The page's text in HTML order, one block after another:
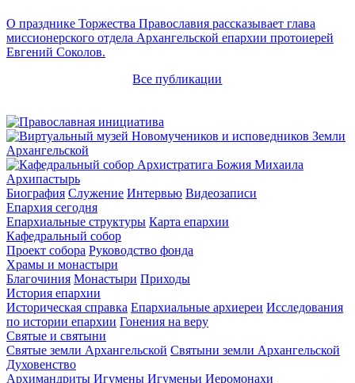
О празднике Торжества Православия рассказывает глава
миссионерского отдела Архангельской епархии протоиерей
Евгений Соколов.
Все публикации
Архипастырь
Биография Служение Интервью Видеозаписи
Епархия сегодня
Епархиальные структуры Карта епархии
Кафедральный собор
Проект собора Руководство фонда
Храмы и монастыри
Благочиния Монастыри Приходы
История епархии
Историческая справка Епархиальные архиереи Исследования
по истории епархии Гонения на веру
Святые и святыни
Святые земли Архангельской Святыни земли Архангельской
Духовенство
Архимандриты Игумены Игуменьи Иеромонахи